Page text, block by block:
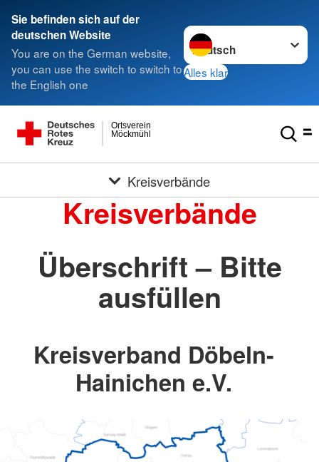
Sie befinden sich auf der
deutschen Website
You are on the German website,
you can use the switch to switch to
the English one
Sprache wechseln zu
Alles klar
Möckmühl
Ortsverein
Kreisverbände
Kreisverbände
Überschrift – Bitte
ausfüllen
Kreisverband Döbeln-
Hainichen e.V.